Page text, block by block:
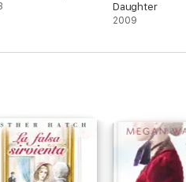
Daughter
2009